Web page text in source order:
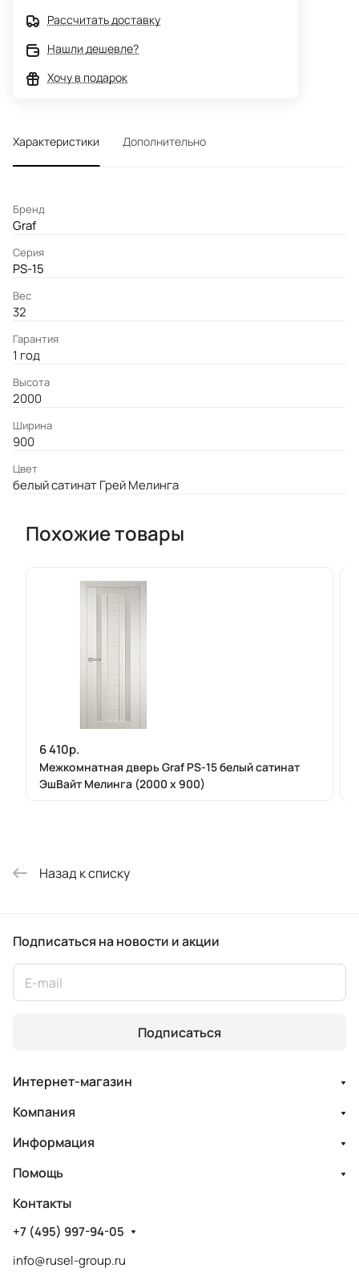
Рассчитать доставку
Нашли дешевле?
Хочу в подарок
Характеристики Дополнительно
Бренд
Graf
Серия
PS-15
Вес
32
Гарантия
1 год
Высота
2000
Ширина
900
Цвет
белый сатинат Грей Мелинга
Похожие товары
6 410р.
Межкомнатная дверь Graf PS-15 белый сатинат
ЭшВайт Мелинга (2000 х 900)
Назад к списку
Подписаться на новости и акции
Подписаться
Интернет-магазин
Компания
Информация
Помощь
Контакты
+7 (495) 997-94-05
info@rusel-group.ru